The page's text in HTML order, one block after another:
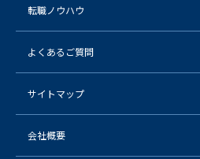
転職ノウハウ
よくあるご質問
サイトマップ
会社概要